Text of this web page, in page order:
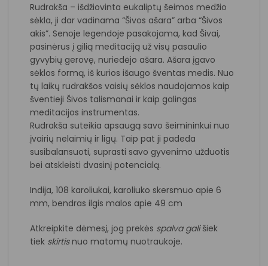
Rudrakša – išdžiovinta eukaliptų šeimos medžio
sėkla, ji dar vadinama “Šivos ašara” arba “Šivos
akis”. Senoje legendoje pasakojama, kad Šivai,
pasinėrus į gilią meditaciją už visų pasaulio
gyvybių gerovę, nuriedėjo ašara. Ašara įgavo
sėklos formą, iš kurios išaugo šventas medis. Nuo
tų laikų rudrakšos vaisių sėklos naudojamos kaip
šventieji Šivos talismanai ir kaip galingas
meditacijos instrumentas.
Rudrakša suteikia apsaugą savo šeimininkui nuo
įvairių nelaimių ir ligų. Taip pat ji padeda
susibalansuoti, suprasti savo gyvenimo užduotis
bei atskleisti dvasinį potencialą.
Indija, 108 karoliukai, karoliuko skersmuo apie 6
mm, bendras ilgis malos apie 49 cm
Atkreipkite dėmesį, jog prekės spalva gališiek
tiek skirtisnuo matomų nuotraukoje.